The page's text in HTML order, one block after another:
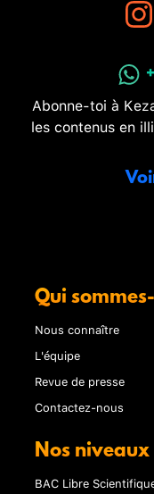
Abonne-toi à
les contenus en
Qui
Nous connaître
L'équipe
Revue de presse
Contactez-nous
Nos niveaux
BAC Libre